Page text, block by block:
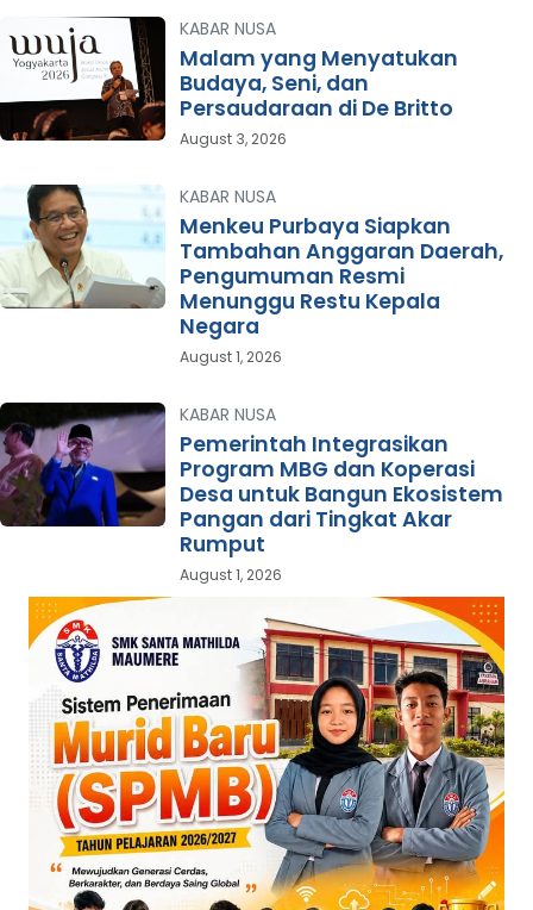
KABAR NUSA
Malam yang Menyatukan
Budaya, Seni, dan
Persaudaraan di De Britto
August 3, 2026
KABAR NUSA
Menkeu Purbaya Siapkan
Tambahan Anggaran Daerah,
Pengumuman Resmi
Menunggu Restu Kepala
Negara
August 1, 2026
KABAR NUSA
Pemerintah Integrasikan
Program MBG dan Koperasi
Desa untuk Bangun Ekosistem
Pangan dari Tingkat Akar
Rumput
August 1, 2026